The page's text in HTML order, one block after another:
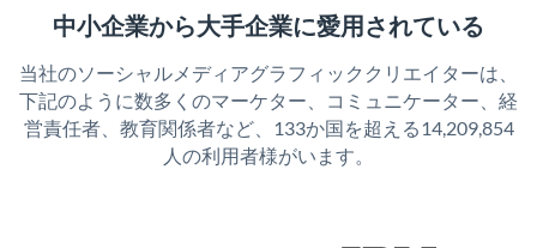
中小企業から大手企業に愛用されている
当社のソーシャルメディアグラフィッククリエイターは、
下記のように数多くのマーケター、コミュニケーター、経
営責任者、教育関係者など、133か国を超える14,209,854
人の利用者様がいます。